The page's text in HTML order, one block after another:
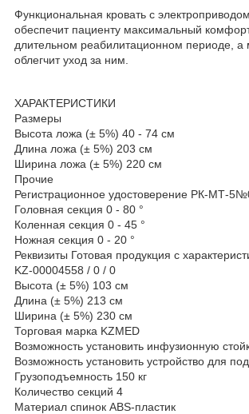
Функциональная кровать с
обеспечит пациенту максимальный
длительном реабилитационном периоде,
облегчит уход за ним.
ХАРАКТЕРИСТИКИ
Размеры
Высота ложа (± 5%) 40 - 74 см
Длина ложа (± 5%) 203 см
Ширина ложа (± 5%) 220 см
Прочие
Регистрационное удостоверение РК-МТ-
Головная секция 0 - 80 °
Коленная секция 0 - 45 °
Ножная секция 0 - 20 °
Реквизиты Готовая продукция с
KZ-00004558 / 0 / 0
Высота (± 5%) 103 см
Длина (± 5%) 213 см
Ширина (± 5%) 230 см
Торговая марка KZMED
Возможность установить инфузионную
Возможность установить устройство для
Грузоподъемность 150 кг
Количество секций 4
Материал спинок ABS-пластик